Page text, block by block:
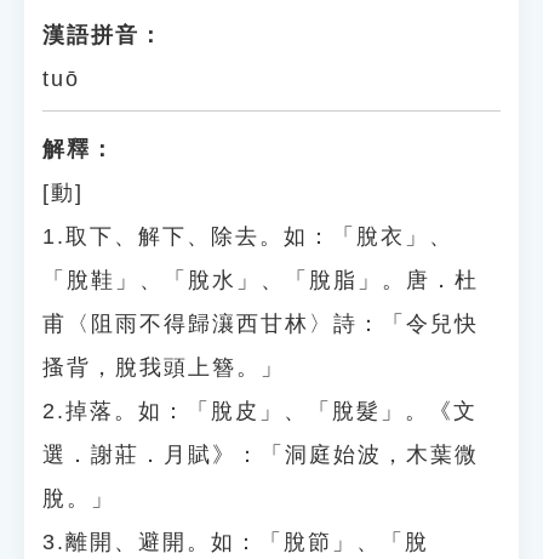
漢語拼音：
tuō
解釋：
[動]
1.取下、解下、除去。如：「脫衣」、
「脫鞋」、「脫水」、「脫脂」。唐．杜
甫〈阻雨不得歸瀼西甘林〉詩：「令兒快
搔背，脫我頭上簪。」
2.掉落。如：「脫皮」、「脫髮」。《文
選．謝莊．月賦》：「洞庭始波，木葉微
脫。」
3.離開、避開。如：「脫節」、「脫